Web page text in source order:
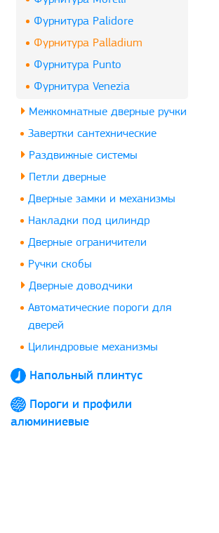
Фурнитура Palidore
Фурнитура Palladium
Фурнитура Punto
Фурнитура Venezia
Межкомнатные дверные ручки
Завертки сантехнические
Раздвижные системы
Петли дверные
Дверные замки и механизмы
Накладки под цилиндр
Дверные ограничители
Ручки скобы
Дверные доводчики
Автоматические пороги для
дверей
Цилиндровые механизмы
Напольный плинтус
Пороги и профили
алюминиевые